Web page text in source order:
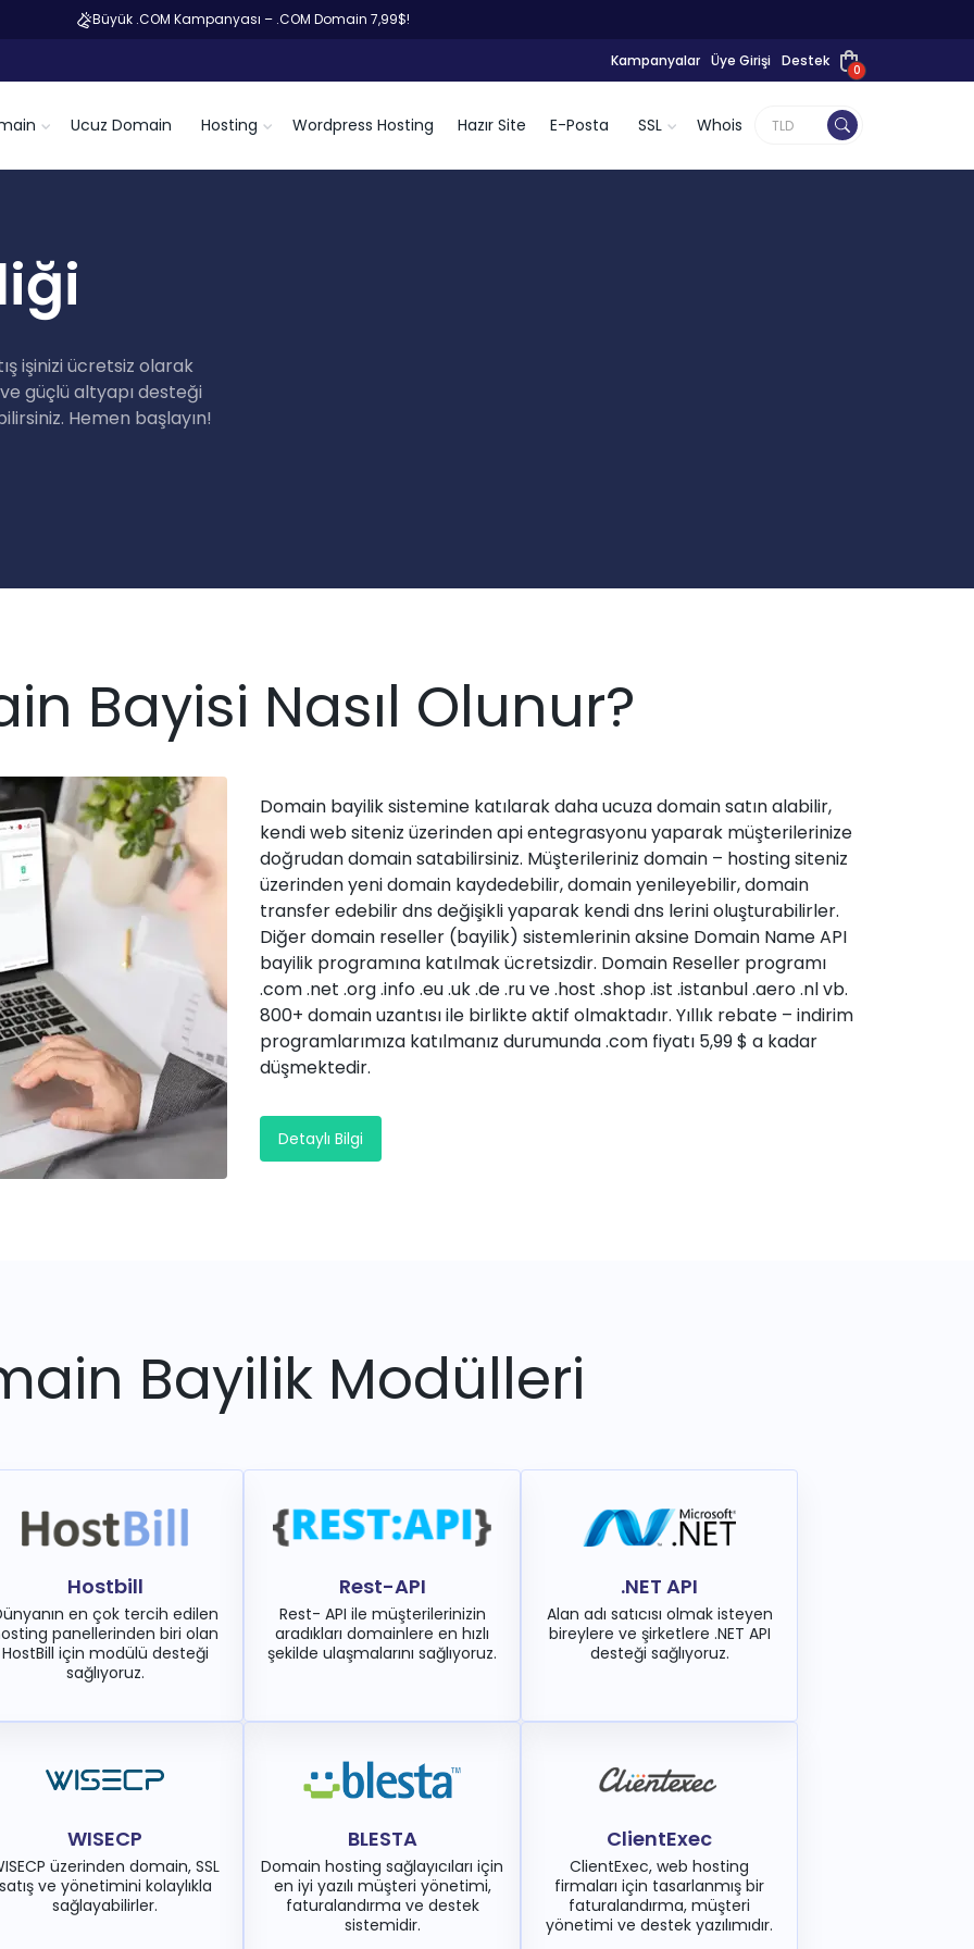
Büyük .COM Kampanyası – .COM Domain 7,99$!
Kampanyalar Üye Girişi Destek
0
Ucuz Domain Hosting Wordpress Hosting Hazır Site E-Posta SSL Whois
işinizi ücretsiz olarak
güçlü altyapı desteği
Hemen başlayın!
Bayisi Nasıl Olunur?
Domain bayilik sistemine katılarak daha ucuza domain satın alabilir,
kendi web siteniz üzerinden api entegrasyonu yaparak müşterilerinize
doğrudan domain satabilirsiniz. Müşterileriniz domain – hosting siteniz
üzerinden yeni domain kaydedebilir, domain yenileyebilir, domain
transfer edebilir dns değişikli yaparak kendi dns lerini oluşturabilirler.
Diğer domain reseller (bayilik) sistemlerinin aksine Domain Name API
bayilik programına katılmak ücretsizdir. Domain Reseller programı
.com .net .org .info .eu .uk .de .ru ve .host .shop .ist .istanbul .aero .nl vb.
800+ domain uzantısı ile birlikte aktif olmaktadır. Yıllık rebate – indirim
programlarımıza katılmanız durumunda .com fiyatı 5,99 $ a kadar
düşmektedir.
Detaylı Bilgi
Bayilik Modülleri
Hostbill
en çok tercih edilen
panellerinden biri olan
HostBill için modülü desteği
sağlıyoruz.
Rest-API
Rest- API ile müşterilerinizin
aradıkları domainlere en hızlı
şekilde ulaşmalarını sağlıyoruz.
.NET API
Alan adı satıcısı olmak isteyen
bireylere ve şirketlere .NET API
desteği sağlıyoruz.
WISECP
üzerinden domain, SSL
ve yönetimini kolaylıkla
sağlayabilirler.
BLESTA
Domain hosting sağlayıcıları için
en iyi yazılı müşteri yönetimi,
faturalandırma ve destek
sistemidir.
ClientExec
ClientExec, web hosting
firmaları için tasarlanmış bir
faturalandırma, müşteri
yönetimi ve destek yazılımıdır.